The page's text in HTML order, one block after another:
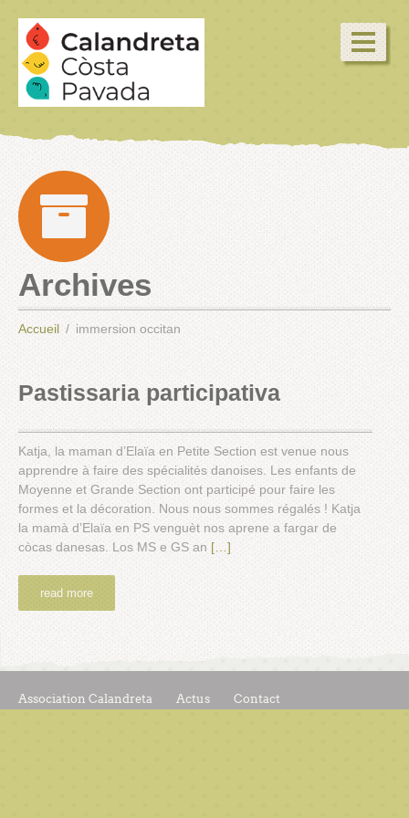
Archives
Accueil immersion occitan
Pastissaria participativa
Katja, la maman d’Elaïa en Petite Section est venue nous
apprendre à faire des spécialités danoises. Les enfants de
Moyenne et Grande Section ont participé pour faire les
formes et la décoration. Nous nous sommes régalés ! Katja
la mamà d’Elaïa en PS venguèt nos aprene a fargar de
còcas danesas. Los MS e GS an […]
read more
Association Calandreta Actus Contact